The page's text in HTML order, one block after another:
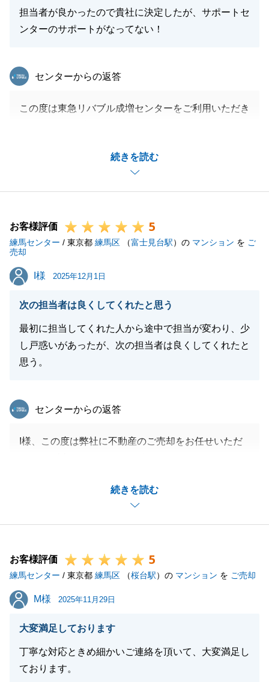
引き続きよろしくお願いいたします。
担当者が良かったので貴社に決定したが、サポートセ
ンターのサポートがなってない！
続きを読む
東急リバブル
センターからの返答
この度は東急リバブル成増センターをご利用いただき
U様のご希望に合った良い物件に巡り合えて私もうれ
しく思います。
ずご迷惑をお掛けいたしました。
本部にも早速共有させていただき、以後ご迷惑がかか
らないよう会社として改善に努めてまいります。
今後ともどうぞよろしくお願いします。
閉じる
お客様評価 5
練馬センター / 東京都 練馬区 （富士見台駅）の マンション を ご
売却
I様
I様 2025年12月1日
次の担当者は良くしてくれたと思う
最初に担当してくれた人から途中で担当が変わり、少
し戸惑いがあったが、次の担当者は良くしてくれたと
思う。
続きを読む
東急リバブル
センターからの返答
I様、この度は弊社に不動産のご売却をお任せいただ
にはご迷惑をおかけしたと思いますが、無事お引き渡
しまで終えることができ安堵しております。
引き続き不動産に関してお困りのことがございました
お客様評価 5
練馬センター / 東京都 練馬区 （桜台駅）の マンション を ご売却
M様
M様 2025年11月29日
大変満足しております
丁寧な対応ときめ細かいご連絡を頂いて、大変満足し
ております。